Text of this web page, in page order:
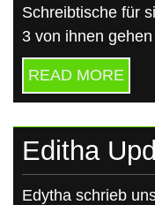
Schreibtische für
3 von ihnen
READ MORE
Editha
Edytha schrieb